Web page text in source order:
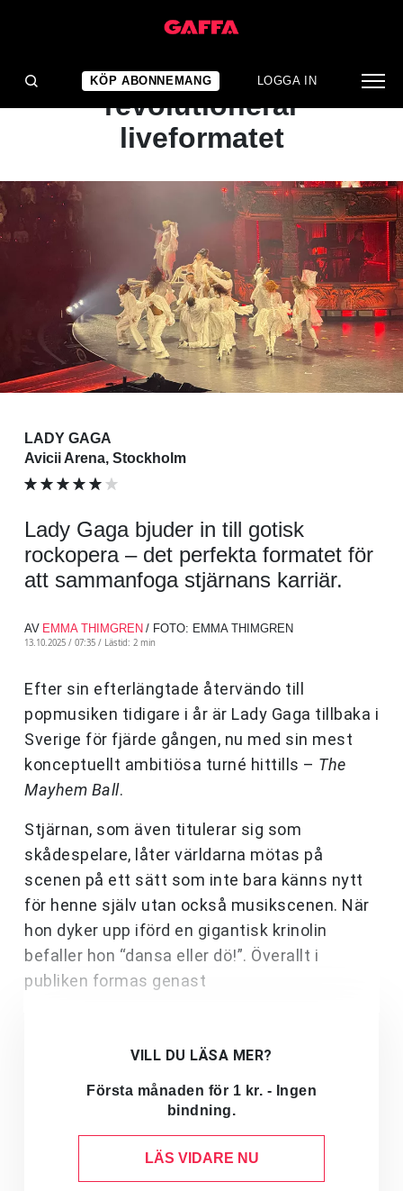
KÖP ABONNEMANG LOGGA IN
KONSERTRECENSION
Mamma monster
revolutionerar
liveformatet
LADY GAGA
Avicii Arena, Stockholm
Lady Gaga bjuder in till gotisk
rockopera – det perfekta formatet för
att sammanfoga stjärnans karriär.
AV EMMA THIMGREN / FOTO: EMMA THIMGREN
13.10.2025 / 07:35 / Lästid: 2 min
Efter sin efterlängtade återvändo till
popmusiken tidigare i år är Lady Gaga tillbaka i
Sverige för fjärde gången, nu med sin mest
konceptuellt ambitiösa turné hittills – The
Mayhem Ball.
Stjärnan, som även titulerar sig som
skådespelare, låter världarna mötas på
scenen på ett sätt som inte bara känns nytt
för henne själv utan också musikscenen. När
hon dyker upp iförd en gigantisk krinolin
befaller hon “dansa eller dö!”. Överallt i
publiken formas genast
VILL DU LÄSA MER?
Första månaden för 1 kr. - Ingen
bindning.
LÄS VIDARE NU